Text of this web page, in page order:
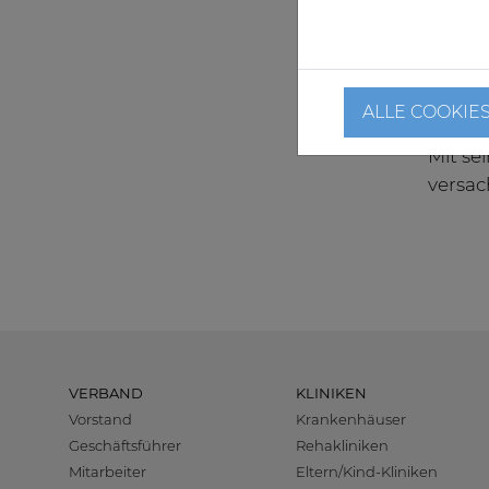
"Das
Mit
VERBAND
Vorstand
Geschäftsführer
Mitarbeiter
KLINIKEN
Krankenhäuser
Rehakliniken
Eltern/Kind-Kliniken
ALLE